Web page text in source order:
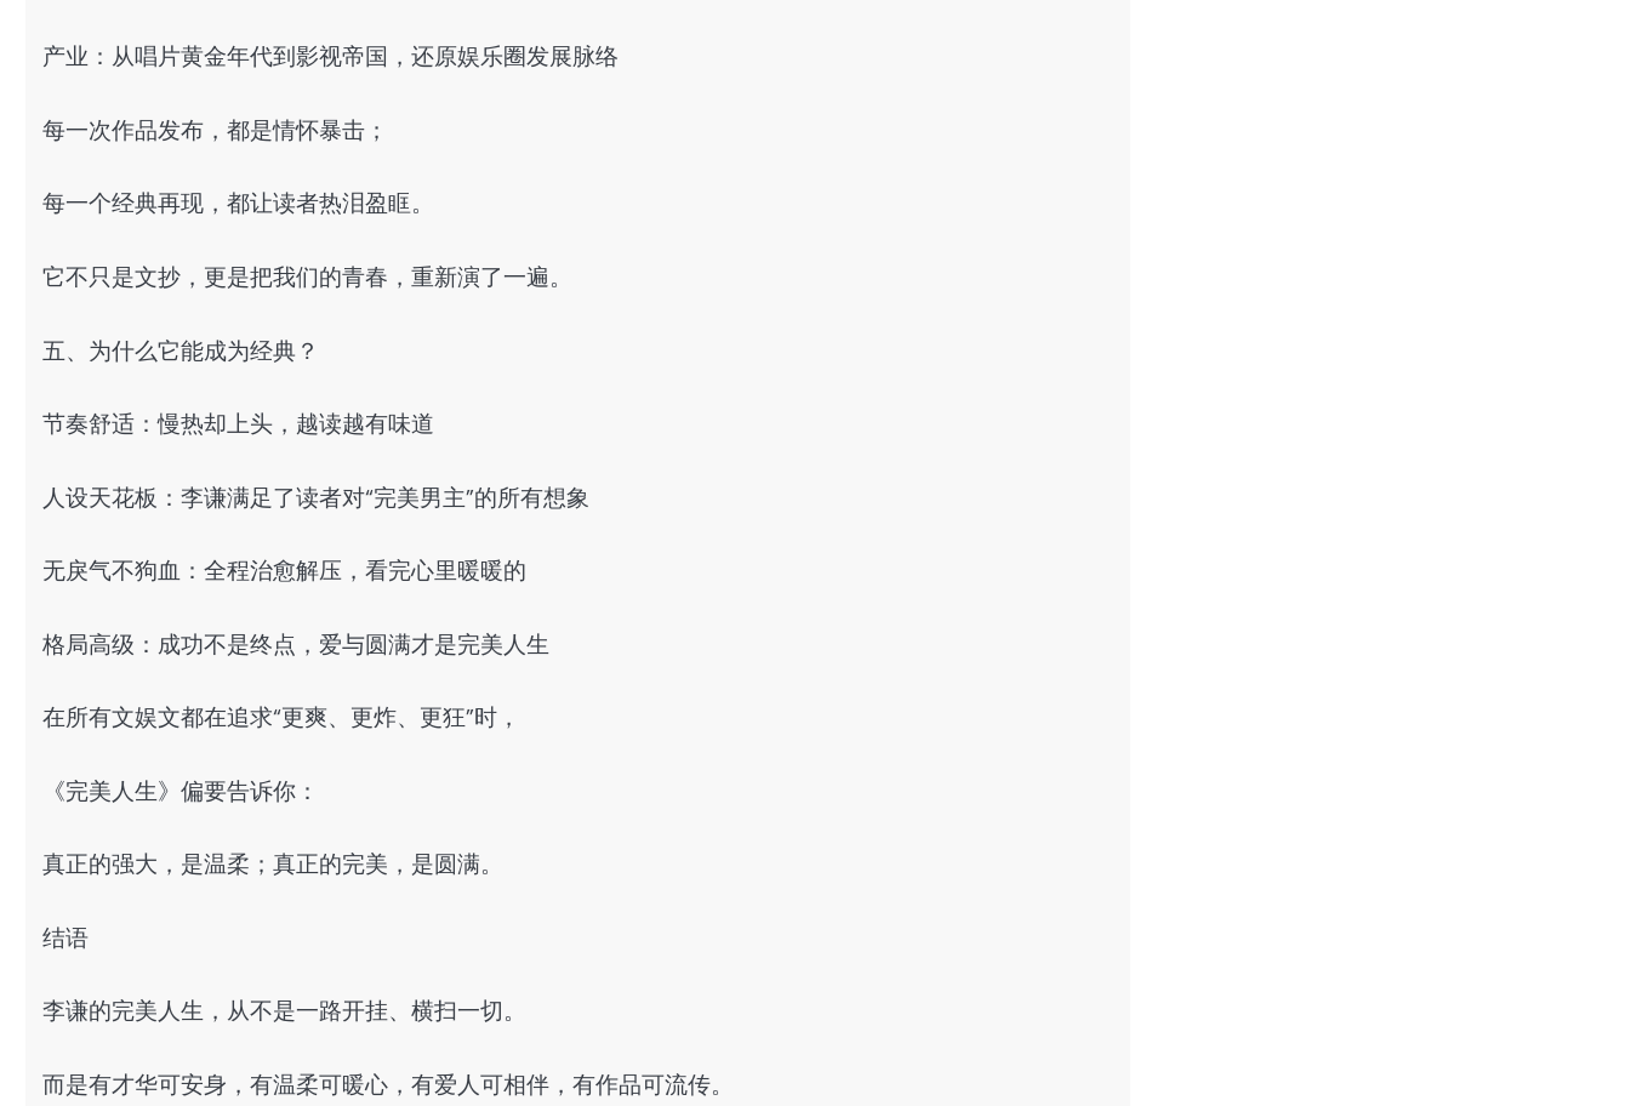
产业：从唱片黄金年代到影视帝国，还原娱乐圈发展脉络
每一次作品发布，都是情怀暴击；
每一个经典再现，都让读者热泪盈眶。
它不只是文抄，更是把我们的青春，重新演了一遍。
五、为什么它能成为经典？
节奏舒适：慢热却上头，越读越有味道
人设天花板：李谦满足了读者对“完美男主”的所有想象
无戾气不狗血：全程治愈解压，看完心里暖暖的
格局高级：成功不是终点，爱与圆满才是完美人生
在所有文娱文都在追求“更爽、更炸、更狂”时，
《完美人生》偏要告诉你：
真正的强大，是温柔；真正的完美，是圆满。
结语
李谦的完美人生，从不是一路开挂、横扫一切。
而是有才华可安身，有温柔可暖心，有爱人可相伴，有作品可流传。